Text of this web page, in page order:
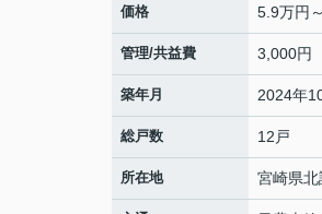
価格 5.9万円
管理/共益費 3,000円
築年月 2024年
総戸数 12戸
所在地 宮崎県北